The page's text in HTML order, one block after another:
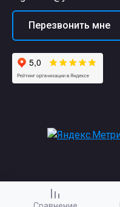
Перезвонить мне